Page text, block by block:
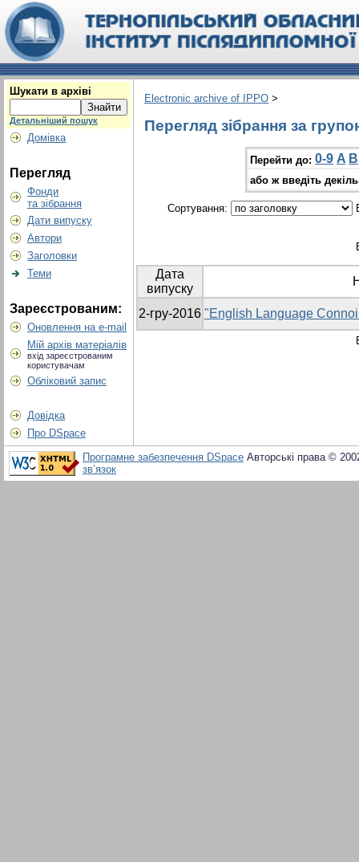
Шукати в архіві
Детальніший пошук
Домівка
Перегляд
Фонди
та зібрання
Дати випуску
Автори
Заголовки
Теми
Зареєстрованим:
Оновлення на e-mail
Мій архів матеріалів
вхід зареєстрованим
користувачам
Обліковий запис
Довідка
Про DSpace
Electronic archive of IPPO >
Перегляд зібрання за
Перейти до: 0-9 A B
або ж введіть
Сортування:
Дата
випуску
2-гру-2016 "English Language
Програмне забезпечення DSpace Авторські права ©
зв’язок